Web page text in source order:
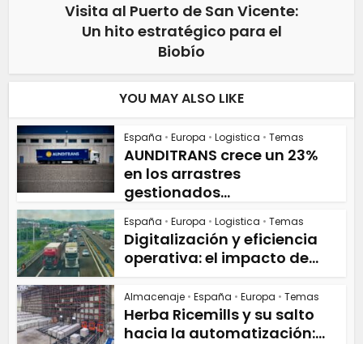
Visita al Puerto de San Vicente:
Un hito estratégico para el
Biobío
YOU MAY ALSO LIKE
España • Europa • Logistica • Temas
AUNDITRANS crece un 23%
en los arrastres
gestionados...
España • Europa • Logistica • Temas
Digitalización y eficiencia
operativa: el impacto de...
Almacenaje • España • Europa • Temas
Herba Ricemills y su salto
hacia la automatización:...